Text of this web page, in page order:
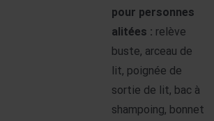
pour personnes
alitées : relève
buste, arceau de
lit, poignée de
sortie de lit, bac à
shampoing, bonnet